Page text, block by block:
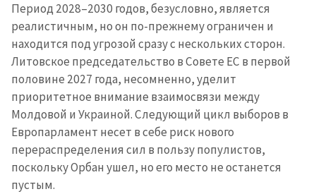
Период 2028–2030 годов, безусловно, является
реалистичным, но он по-прежнему ограничен и
находится под угрозой сразу с нескольких сторон.
Литовское председательство в Совете ЕС в первой
половине 2027 года, несомненно, уделит
приоритетное внимание взаимосвязи между
Молдовой и Украиной. Следующий цикл выборов в
Европарламент несет в себе риск нового
перераспределения сил в пользу популистов,
поскольку Орбан ушел, но его место не останется
пустым.
Телефон
+ Личный телефон
Я прочитал(а) и согласен(на)
конфиденциальности.
ОТПРАВИТЬ НОВОСТЬ